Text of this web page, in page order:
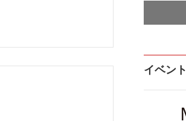
イベント